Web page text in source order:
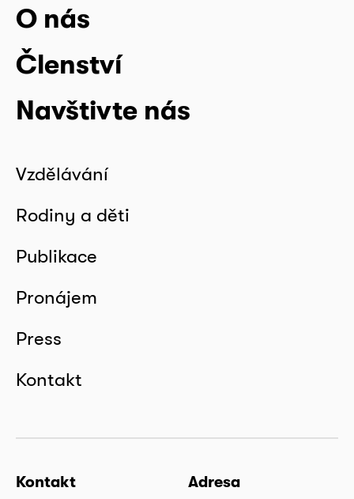
O nás
Členství
Navštivte nás
Vzdělávání
Rodiny a děti
Publikace
Pronájem
Press
Kontakt
Kontakt Adresa